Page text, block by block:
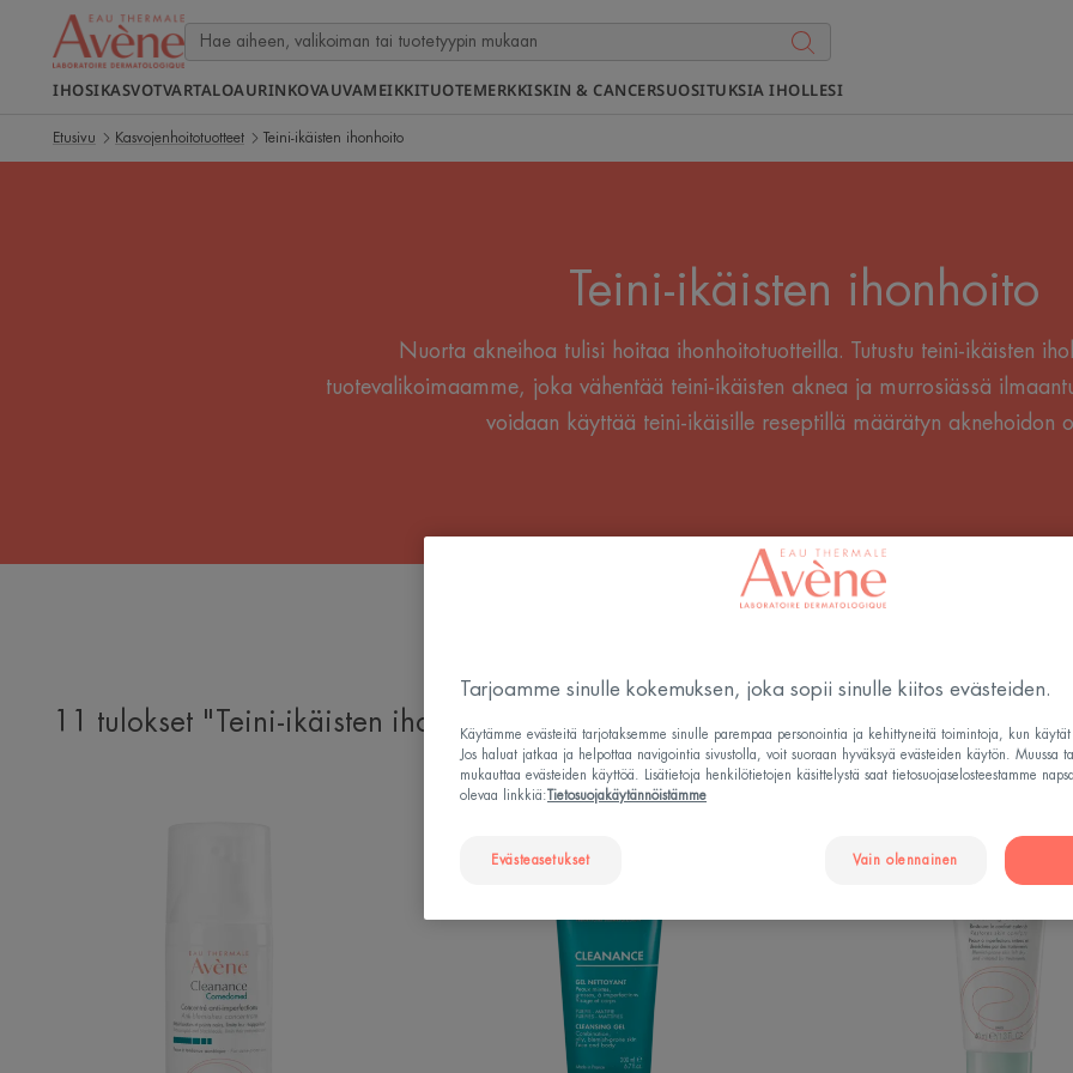
IHOSIKASVOTVARTALOAURINKOVAUVAMEIKKITUOTEMERKKISKIN & CANCERSUOSITUKSIA IHOLLESI
Etusivu Kasvojenhoitotuotteet Teini-ikäisten ihonhoito
Teini-ikäisten ihonhoito
Nuorta akneihoa tulisi hoitaa ihonhoitotuotteilla. Tutustu teini-ikäisten
tuotevalikoimaamme, joka vähentää teini-ikäisten aknea ja murrosiässä
voidaan käyttää teini-ikäisille reseptillä määrätyn aknehoidon
11 tulokset "Teini-ikäisten ihonhoito"
Hoitovoide
epäpuhtaalle
iholle
Cleanance
Puhdistusgeeli
epäpuhtaalle
iholle
HYDRA
Cream
Tarjoamme sinulle kokemuksen, joka sopii sinulle kiitos evästeiden.
Käytämme evästeitä tarjotaksemme sinulle parempaa personointia ja kehittyneitä toimintoja, kun käytät
Jos haluat jatkaa ja helpottaa navigointia sivustolla, voit suoraan hyväksyä evästeiden käytön. Muussa
mukauttaa evästeiden käyttöä. Lisätietoja henkilötietojen käsittelystä saat tietosuojaselosteestamme
olevaa linkkiä: Tietosuojakäytännöistämme
Evästeasetukset Vain olennainen